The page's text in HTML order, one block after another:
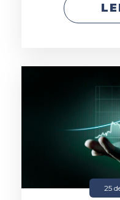
25